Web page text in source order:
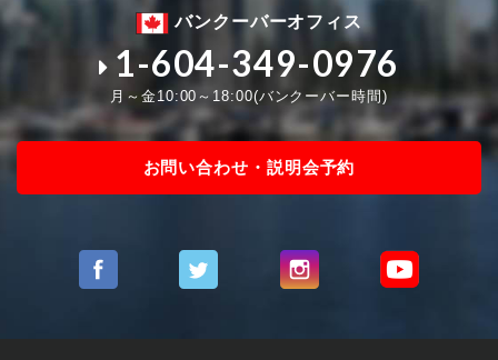
バンクーバーオフィス
1-604-349-0976
月～金10:00～18:00(バンクーバー時間)
お問い合わせ・説明会予約